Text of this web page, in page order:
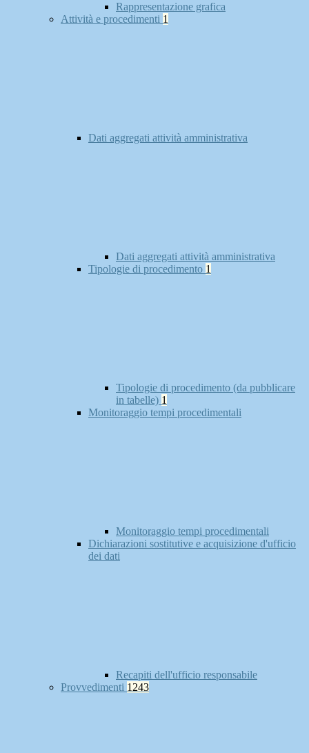
Rappresentazione grafica
Attività e procedimenti 1
Dati aggregati attività amministrativa
Dati aggregati attività amministrativa
Tipologie di procedimento 1
Tipologie di procedimento (da pubblicare
in tabelle) 1
Monitoraggio tempi procedimentali
Monitoraggio tempi procedimentali
Dichiarazioni sostitutive e acquisizione d'ufficio
dei dati
Recapiti dell'ufficio responsabile
Provvedimenti 1243